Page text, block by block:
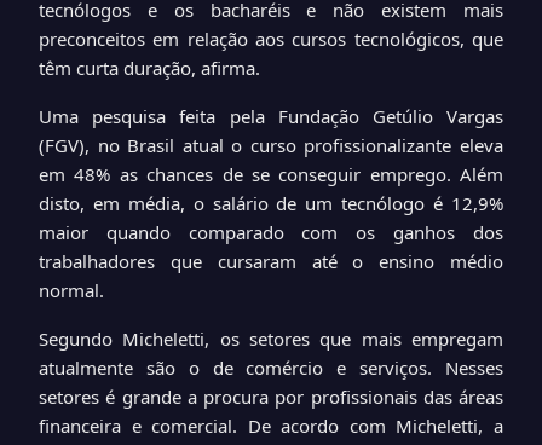
tecnólogos e os bacharéis e não existem mais
preconceitos em relação aos cursos tecnológicos, que
têm curta duração, afirma.
Uma pesquisa feita pela Fundação Getúlio Vargas
(FGV), no Brasil atual o curso profissionalizante eleva
em 48% as chances de se conseguir emprego. Além
disto, em média, o salário de um tecnólogo é 12,9%
maior quando comparado com os ganhos dos
trabalhadores que cursaram até o ensino médio
normal.
Segundo Micheletti, os setores que mais empregam
atualmente são o de comércio e serviços. Nesses
setores é grande a procura por profissionais das áreas
financeira e comercial. De acordo com Micheletti, a